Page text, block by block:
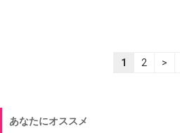
1 2 >
あなたにオススメ